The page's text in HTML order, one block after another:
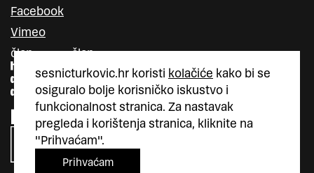
sesnicturkovic.hr koristi kolačiće kako bi se
osiguralo bolje korisničko iskustvo i
funkcionalnost stranica. Za nastavak
pregleda i korištenja stranica, kliknite na
"Prihvaćam".
Prihvaćam
Facebook
Vimeo
član
član